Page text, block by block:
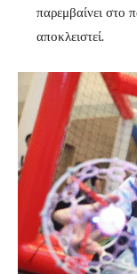
παρεμβαίνει στο
αποκλειστεί.